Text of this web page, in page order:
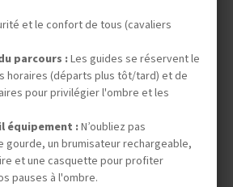
et le confort de tous (cavaliers
parcours :Les guides se réservent le
horaires (départs plus tôt/tard) et de
pour privilégier l'ombre et les
équipement :N’oubliez pas
gourde, un brumisateur rechargeable,
et une casquette pour profiter
pauses à l'ombre.